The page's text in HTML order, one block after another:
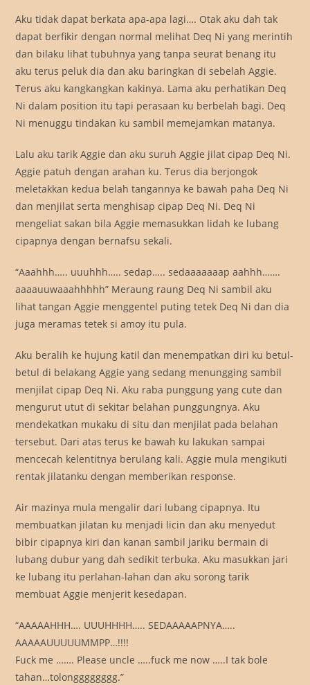
Aku tidak dapat berkata apa-apa lagi…. Otak aku dah tak
dapat berfikir dengan normal melihat Deq Ni yang merintih
dan bilaku lihat tubuhnya yang tanpa seurat benang itu
aku terus peluk dia dan aku baringkan di sebelah Aggie.
Terus aku kangkangkan kakinya. Lama aku perhatikan Deq
Ni dalam position itu tapi perasaan ku berbelah bagi. Deq
Ni menuggu tindakan ku sambil memejamkan matanya.
Lalu aku tarik Aggie dan aku suruh Aggie jilat cipap Deq Ni.
Aggie patuh dengan arahan ku. Terus dia berjongok
meletakkan kedua belah tangannya ke bawah paha Deq Ni
dan menjilat serta menghisap cipap Deq Ni. Deq Ni
mengeliat sakan bila Aggie memasukkan lidah ke lubang
cipapnya dengan bernafsu sekali.
“Aaahhh….. uuuhhh….. sedap….. sedaaaaaaap aahhh…….
aaaauuwaaahhhhh” Meraung raung Deq Ni sambil aku
lihat tangan Aggie menggentel puting tetek Deq Ni dan dia
juga meramas tetek si amoy itu pula.
Aku beralih ke hujung katil dan menempatkan diri ku betul-
betul di belakang Aggie yang sedang menungging sambil
menjilat cipap Deq Ni. Aku raba punggung yang cute dan
mengurut utut di sekitar belahan punggungnya. Aku
mendekatkan mukaku di situ dan menjilat pada belahan
tersebut. Dari atas terus ke bawah ku lakukan sampai
mencecah kelentitnya berulang kali. Aggie mula mengikuti
rentak jilatanku dengan memberikan response.
Air mazinya mula mengalir dari lubang cipapnya. Itu
membuatkan jilatan ku menjadi licin dan aku menyedut
bibir cipapnya kiri dan kanan sambil jariku bermain di
lubang dubur yang dah sedikit terbuka. Aku masukkan jari
ke lubang itu perlahan-lahan dan aku sorong tarik
membuat Aggie menjerit kesedapan.
“AAAAAHHH…. UUUHHHH….. SEDAAAAAPNYA…..
AAAAAUUUUUMMPP…!!!!
Fuck me ……. Please uncle …..fuck me now …..I tak bole
tahan…tolongggggggg.”